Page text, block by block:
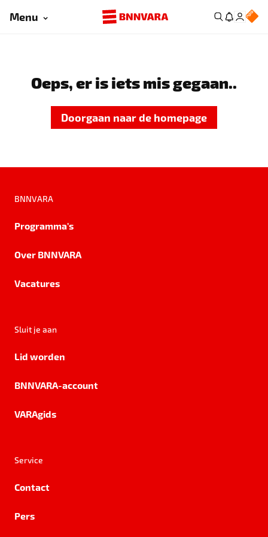
Menu
Oeps, er is iets mis gegaan..
Doorgaan naar de homepage
BNNVARA
Programma's
Over BNNVARA
Vacatures
Sluit je aan
Lid worden
BNNVARA-account
VARAgids
Service
Contact
Pers